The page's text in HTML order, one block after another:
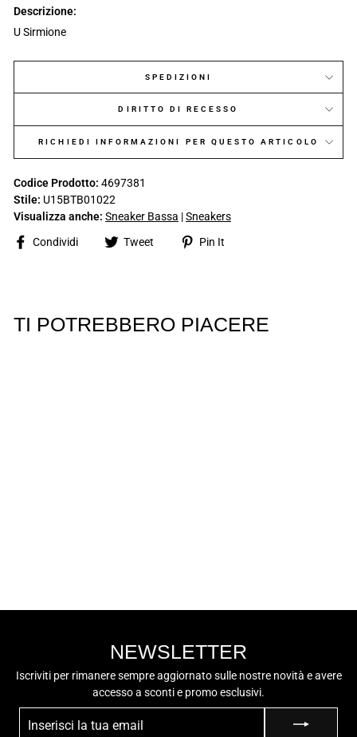
Descrizione:
U Sirmione
SPEDIZIONI
DIRITTO DI RECESSO
RICHIEDI INFORMAZIONI PER QUESTO ARTICOLO
Codice Prodotto: 4697381
Stile: U15BTB01022
Visualizza anche: Sneaker Bassa |Sneakers
Condividi
Share Tweet
Tweet Pin It
TI POTREBBERO PIACERE
NEWSLETTER
Iscriviti per rimanere sempre aggiornato sulle nostre novità e avere
accesso a sconti e promo esclusivi.